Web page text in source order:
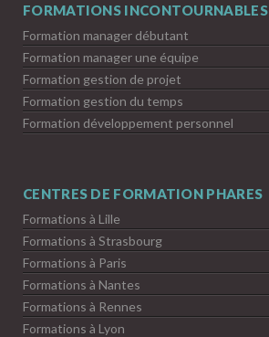
FORMATIONS INCONTOURNABLES
Formation manager débutant
Formation manager une équipe
Formation gestion de projet
Formation gestion du temps
Formation développement personnel
CENTRES DE FORMATION PHARES
Formations à Lille
Formations à Strasbourg
Formations à Paris
Formations à Nantes
Formations à Rennes
Formations à Lyon